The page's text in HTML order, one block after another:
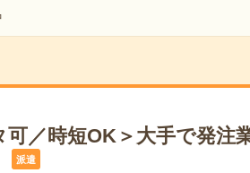
／時短OK＞大手で発注
派遣